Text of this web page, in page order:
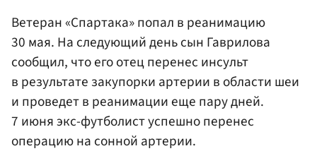
Ветеран «Спартака» попал в реанимацию
30 мая. На следующий день сын Гаврилова
сообщил, что его отец перенес инсульт
в результате закупорки артерии в области шеи
и проведет в реанимации еще пару дней.
7 июня экс-футболист успешно перенес
операцию на сонной артерии.